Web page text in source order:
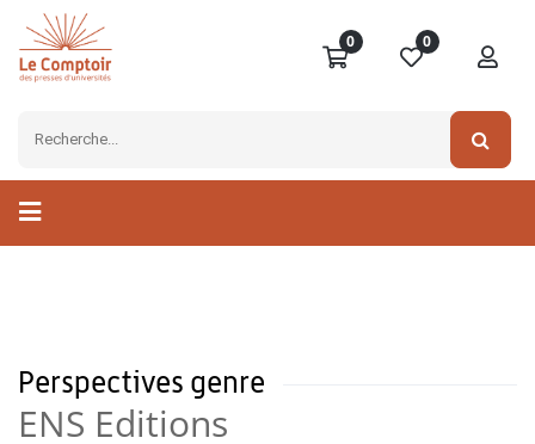
0 0
Perspectives genre
ENS Editions